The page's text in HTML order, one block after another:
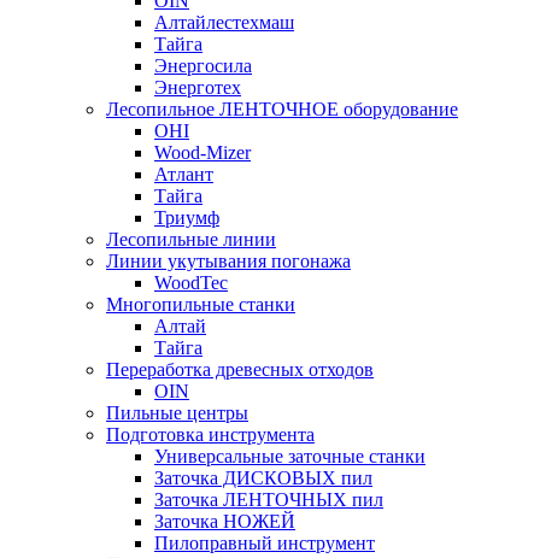
Алтайлестехмаш
Тайга
Энергосила
Энерготех
Лесопильное ЛЕНТОЧНОЕ оборудование
OHI
Wood-Mizer
Атлант
Тайга
Триумф
Лесопильные линии
Линии укутывания погонажа
WoodTec
Многопильные станки
Алтай
Тайга
Переработка древесных отходов
OIN
Пильные центры
Подготовка инструмента
Универсальные заточные станки
Заточка ДИСКОВЫХ пил
Заточка ЛЕНТОЧНЫХ пил
Заточка НОЖЕЙ
Пилоправный инструмент